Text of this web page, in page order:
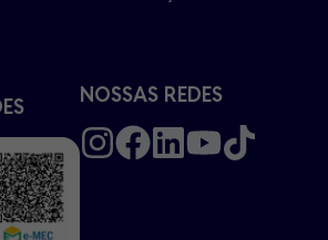
NOSSAS REDES